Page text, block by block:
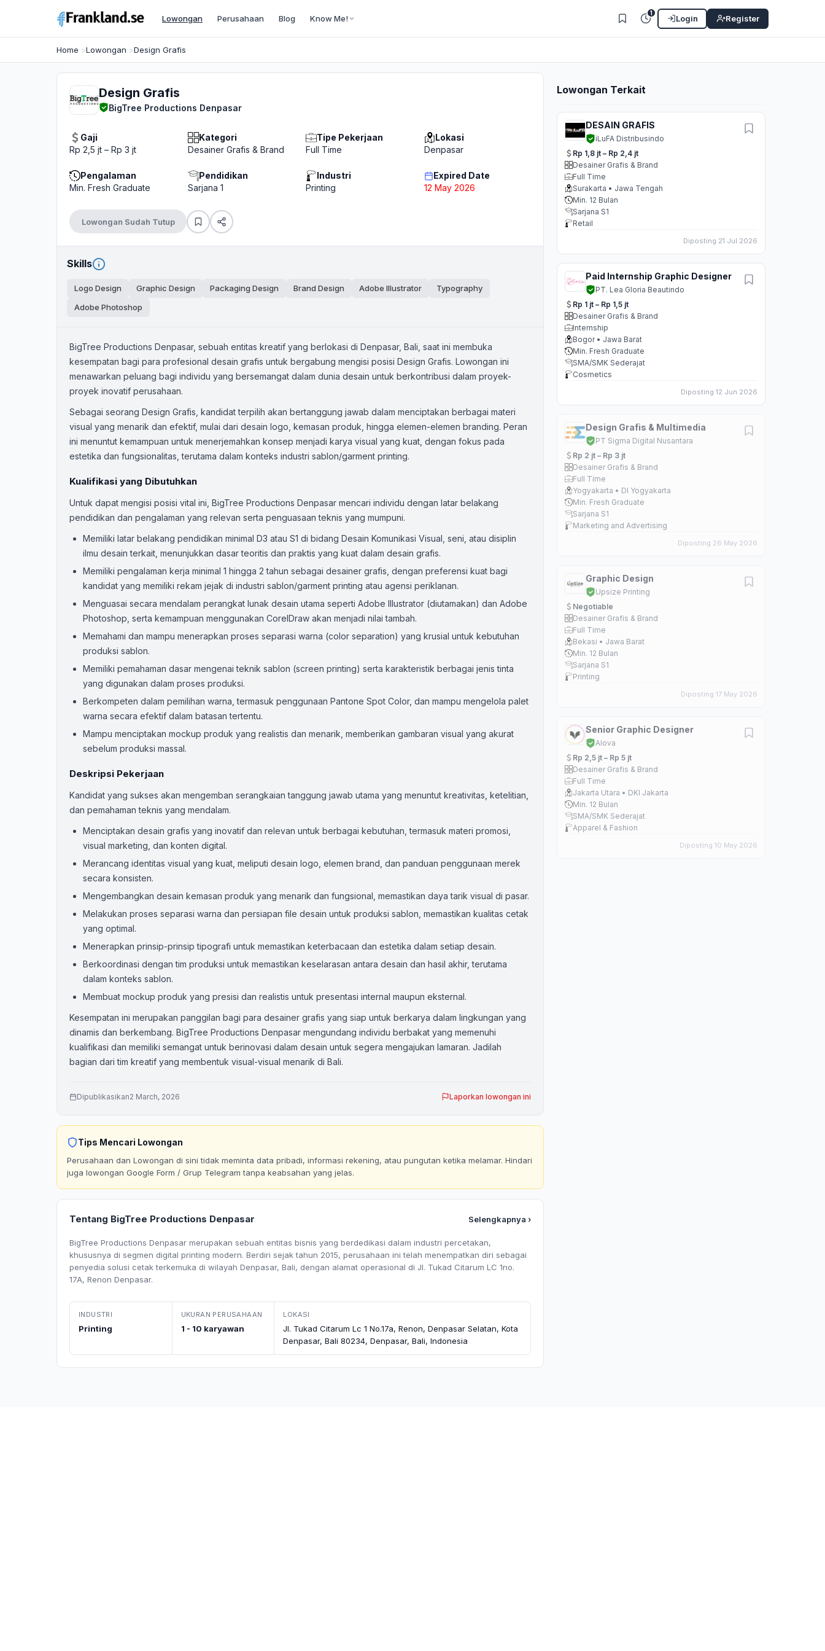
Lowongan Perusahaan Blog Know Me!
1
Login Register
Home Lowongan Design Grafis
Design Grafis
BigTree Productions Denpasar
Gaji
Rp 2,5 jt – Rp 3 jt
Kategori
Desainer Grafis & Brand
Tipe Pekerjaan
Full Time
Lokasi
Denpasar
Pengalaman
Min. Fresh Graduate
Pendidikan
Sarjana 1
Industri
Printing
Expired Date
12 May 2026
Lowongan Sudah Tutup
Skills
Logo Design Graphic Design Packaging Design Brand Design Adobe Illustrator
Typography
Adobe Photoshop
BigTree Productions Denpasar, sebuah entitas kreatif yang berlokasi di Denpasar, Bali, saat ini membuka
kesempatan bagi para profesional desain grafis untuk bergabung mengisi posisi Design Grafis. Lowongan ini
menawarkan peluang bagi individu yang bersemangat dalam dunia desain untuk berkontribusi dalam proyek-
proyek inovatif perusahaan.
Sebagai seorang Design Grafis, kandidat terpilih akan bertanggung jawab dalam menciptakan berbagai materi
visual yang menarik dan efektif, mulai dari desain logo, kemasan produk, hingga elemen-elemen branding. Peran
ini menuntut kemampuan untuk menerjemahkan konsep menjadi karya visual yang kuat, dengan fokus pada
estetika dan fungsionalitas, terutama dalam konteks industri sablon/garment printing.
Kualifikasi yang Dibutuhkan
Untuk dapat mengisi posisi vital ini, BigTree Productions Denpasar mencari individu dengan latar belakang
pendidikan dan pengalaman yang relevan serta penguasaan teknis yang mumpuni.
Memiliki latar belakang pendidikan minimal D3 atau S1 di bidang Desain Komunikasi Visual, seni, atau disiplin
ilmu desain terkait, menunjukkan dasar teoritis dan praktis yang kuat dalam desain grafis.
Memiliki pengalaman kerja minimal 1 hingga 2 tahun sebagai desainer grafis, dengan preferensi kuat bagi
kandidat yang memiliki rekam jejak di industri sablon/garment printing atau agensi periklanan.
Menguasai secara mendalam perangkat lunak desain utama seperti Adobe Illustrator (diutamakan) dan Adobe
Photoshop, serta kemampuan menggunakan CorelDraw akan menjadi nilai tambah.
Memahami dan mampu menerapkan proses separasi warna (color separation) yang krusial untuk kebutuhan
produksi sablon.
Memiliki pemahaman dasar mengenai teknik sablon (screen printing) serta karakteristik berbagai jenis tinta
yang digunakan dalam proses produksi.
Berkompeten dalam pemilihan warna, termasuk penggunaan Pantone Spot Color, dan mampu mengelola palet
warna secara efektif dalam batasan tertentu.
Mampu menciptakan mockup produk yang realistis dan menarik, memberikan gambaran visual yang akurat
sebelum produksi massal.
Deskripsi Pekerjaan
Kandidat yang sukses akan mengemban serangkaian tanggung jawab utama yang menuntut kreativitas, ketelitian,
dan pemahaman teknis yang mendalam.
Menciptakan desain grafis yang inovatif dan relevan untuk berbagai kebutuhan, termasuk materi promosi,
visual marketing, dan konten digital.
Merancang identitas visual yang kuat, meliputi desain logo, elemen brand, dan panduan penggunaan merek
secara konsisten.
Mengembangkan desain kemasan produk yang menarik dan fungsional, memastikan daya tarik visual di pasar.
Melakukan proses separasi warna dan persiapan file desain untuk produksi sablon, memastikan kualitas cetak
yang optimal.
Menerapkan prinsip-prinsip tipografi untuk memastikan keterbacaan dan estetika dalam setiap desain.
Berkoordinasi dengan tim produksi untuk memastikan keselarasan antara desain dan hasil akhir, terutama
dalam konteks sablon.
Membuat mockup produk yang presisi dan realistis untuk presentasi internal maupun eksternal.
Kesempatan ini merupakan panggilan bagi para desainer grafis yang siap untuk berkarya dalam lingkungan yang
dinamis dan berkembang. BigTree Productions Denpasar mengundang individu berbakat yang memenuhi
kualifikasi dan memiliki semangat untuk berinovasi dalam desain untuk segera mengajukan lamaran. Jadilah
bagian dari tim kreatif yang membentuk visual-visual menarik di Bali.
Dipublikasikan2 March, 2026 Laporkan lowongan ini
Tips Mencari Lowongan
Perusahaan dan Lowongan di sini tidak meminta data pribadi, informasi rekening, atau pungutan ketika melamar. Hindari
juga lowongan Google Form / Grup Telegram tanpa keabsahan yang jelas.
Tentang BigTree Productions Denpasar Selengkapnya ›
BigTree Productions Denpasar merupakan sebuah entitas bisnis yang berdedikasi dalam industri percetakan,
khususnya di segmen digital printing modern. Berdiri sejak tahun 2015, perusahaan ini telah menempatkan diri sebagai
penyedia solusi cetak terkemuka di wilayah Denpasar, Bali, dengan alamat operasional di Jl. Tukad Citarum LC 1no.
17A, Renon Denpasar.
INDUSTRI
Printing
UKURAN PERUSAHAAN
1 - 10 karyawan
LOKASI
Jl. Tukad Citarum Lc 1 No.17a, Renon, Denpasar Selatan, Kota
Denpasar, Bali 80234, Denpasar, Bali, Indonesia
Lowongan Terkait
DESAIN GRAFIS
iLuFA Distribusindo
Rp 1,8 jt – Rp 2,4 jt
Desainer Grafis & Brand
Full Time
Surakarta • Jawa Tengah
Min. 12 Bulan
Sarjana S1
Retail
Diposting 21 Jul 2026
Paid Internship Graphic Designer
PT. Lea Gloria Beautindo
Rp 1 jt – Rp 1,5 jt
Desainer Grafis & Brand
Internship
Bogor • Jawa Barat
Min. Fresh Graduate
SMA/SMK Sederajat
Cosmetics
Diposting 12 Jun 2026
Design Grafis & Multimedia
PT Sigma Digital Nusantara
Rp 2 jt – Rp 3 jt
Desainer Grafis & Brand
Full Time
Yogyakarta • DI Yogyakarta
Min. Fresh Graduate
Sarjana S1
Marketing and Advertising
Diposting 26 May 2026
Graphic Design
Upsize Printing
Negotiable
Desainer Grafis & Brand
Full Time
Bekasi • Jawa Barat
Min. 12 Bulan
Sarjana S1
Printing
Diposting 17 May 2026
Senior Graphic Designer
Alova
Rp 2,5 jt – Rp 5 jt
Desainer Grafis & Brand
Full Time
Jakarta Utara • DKI Jakarta
Min. 12 Bulan
SMA/SMK Sederajat
Apparel & Fashion
Diposting 10 May 2026